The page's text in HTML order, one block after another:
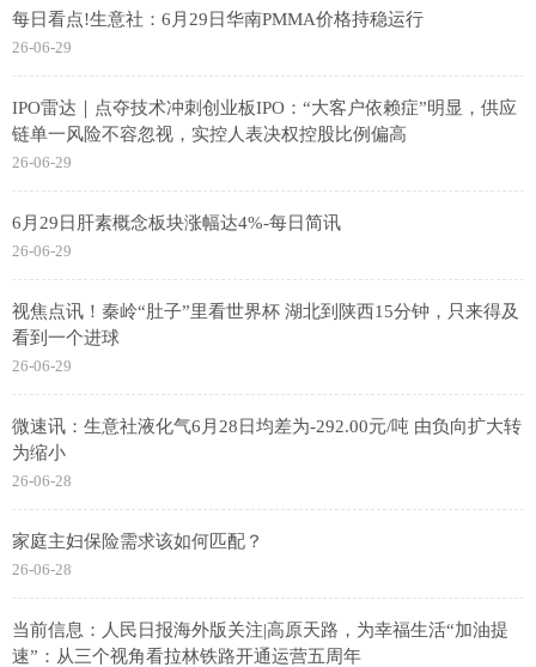
每日看点!生意社：6月29日华南PMMA价格持稳运行
26-06-29
IPO雷达｜点夺技术冲刺创业板IPO：“大客户依赖症”明显，供应
链单一风险不容忽视，实控人表决权控股比例偏高
26-06-29
6月29日肝素概念板块涨幅达4%-每日简讯
26-06-29
视焦点讯！秦岭“肚子”里看世界杯 湖北到陕西15分钟，只来得及
看到一个进球
26-06-29
微速讯：生意社液化气6月28日均差为-292.00元/吨 由负向扩大转
为缩小
26-06-28
家庭主妇保险需求该如何匹配？
26-06-28
当前信息：人民日报海外版关注|高原天路，为幸福生活“加油提
速”：从三个视角看拉林铁路开通运营五周年